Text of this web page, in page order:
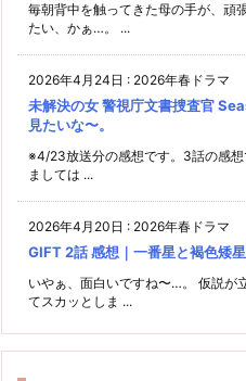
毎朝背中を触ってきた母の手が、頑
たい、かぁ…。 ...
2026年4月24日 : 2026年春ドラマ
未解決の女 警視庁文書捜査官
見たいな〜。
※4/23放送分の感想です。3話の感
ましては ...
2026年4月20日 : 2026年春ドラマ
GIFT 2話 感想｜一番星と褐色矮
いやぁ、面白いですね〜…。 仮説が
てスカッとしま ...